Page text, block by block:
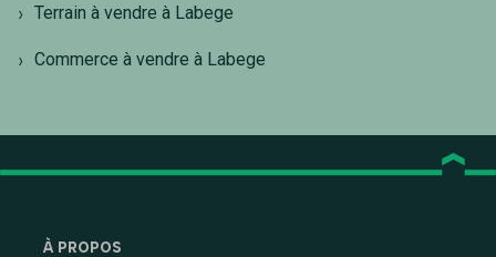
Terrain à vendre à Labege
Commerce à vendre à Labege
À PROPOS